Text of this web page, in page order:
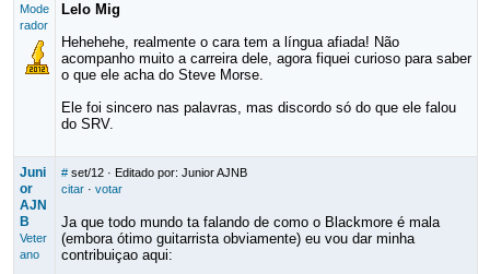
Mode
rador
Lelo Mig
Hehehehe, realmente o cara tem a língua afiada! Não
acompanho muito a carreira dele, agora fiquei curioso para saber
o que ele acha do Steve Morse.
Ele foi sincero nas palavras, mas discordo só do que ele falou
do SRV.
Juni
or
AJN
B
Veter
ano
# set/12· Editado por: Junior AJNB
citar· votar
Ja que todo mundo ta falando de como o Blackmore é mala
(embora ótimo guitarrista obviamente) eu vou dar minha
contribuiçao aqui: